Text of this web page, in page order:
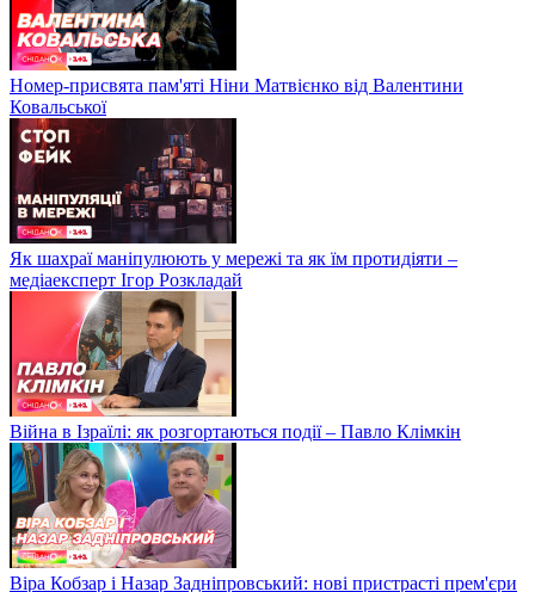
Номер-присвята пам'яті Ніни Матвієнко від Валентини
Ковальської
Як шахраї маніпулюють у мережі та як їм протидіяти –
медіаексперт Ігор Розкладай
Війна в Ізраїлі: як розгортаються події – Павло Клімкін
Віра Кобзар і Назар Задніпровський: нові пристрасті прем'єри